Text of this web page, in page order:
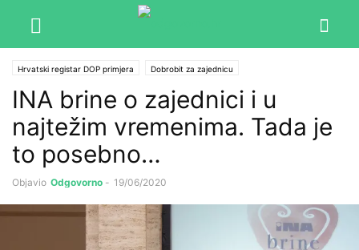
Hrvatski registar DOP primjera Dobrobit za zajednicu
INA brine o zajednici i u
najtežim vremenima. Tada je
to posebno…
Objavio Odgovorno - 19/06/2020